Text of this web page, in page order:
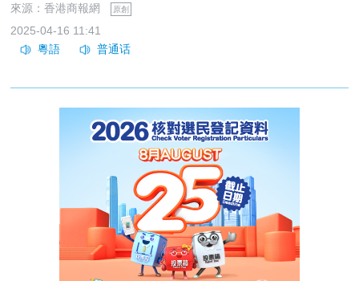
來源：香港商報網 原創
2025-04-16 11:41